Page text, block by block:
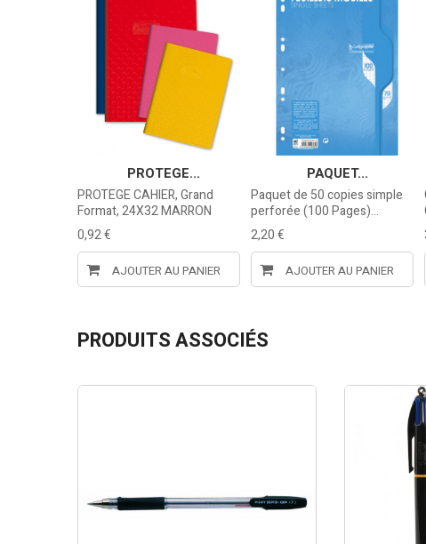
PROTEGE...
PROTEGE CAHIER, Grand
Format, 24X32 MARRON
0,92 €
AJOUTER AU PANIER
PAQUET...
Paquet de 50 copies simple
perforée (100 Pages)...
2,20 €
AJOUTER AU PANIER
PRODUITS ASSOCIÉS